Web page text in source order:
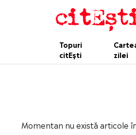
Topuri
citEști
zilei
Momentan nu există articole